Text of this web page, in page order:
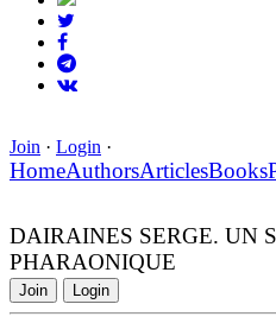
Join · Login ·
HomeAuthorsArticlesBooks
DAIRAINES SERGE. UN
PHARAONIQUE
Join Login